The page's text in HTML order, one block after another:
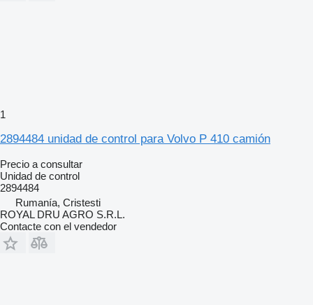
1
2894484 unidad de control para Volvo P 410 camión
Precio a consultar
Unidad de control
2894484
Rumanía, Cristesti
ROYAL DRU AGRO S.R.L.
Contacte con el vendedor